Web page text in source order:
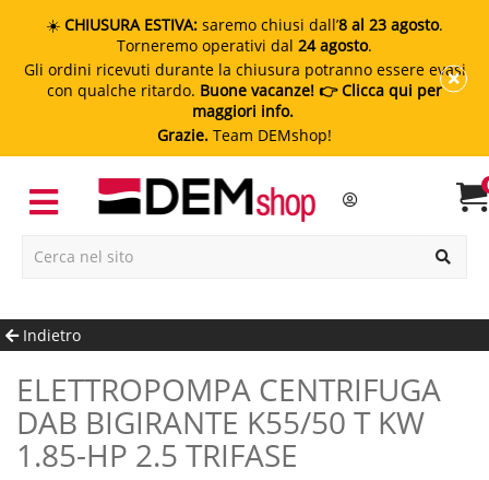
☀️ CHIUSURA ESTIVA: saremo chiusi dall’8 al 23 agosto.
Torneremo operativi dal 24 agosto.
Gli ordini ricevuti durante la chiusura potranno essere evasi
con qualche ritardo. Buone vacanze! 👉 Clicca qui per
maggiori info.
Grazie. Team DEMshop!
Indietro
ELETTROPOMPA CENTRIFUGA
DAB BIGIRANTE K55/50 T KW
1.85-HP 2.5 TRIFASE